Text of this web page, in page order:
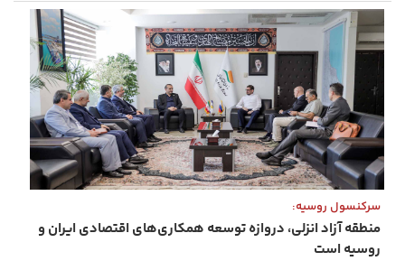
سرکنسول روسیه:
منطقه آزاد انزلی، دروازه توسعه همکاری‌های اقتصادی ایران و
روسیه است